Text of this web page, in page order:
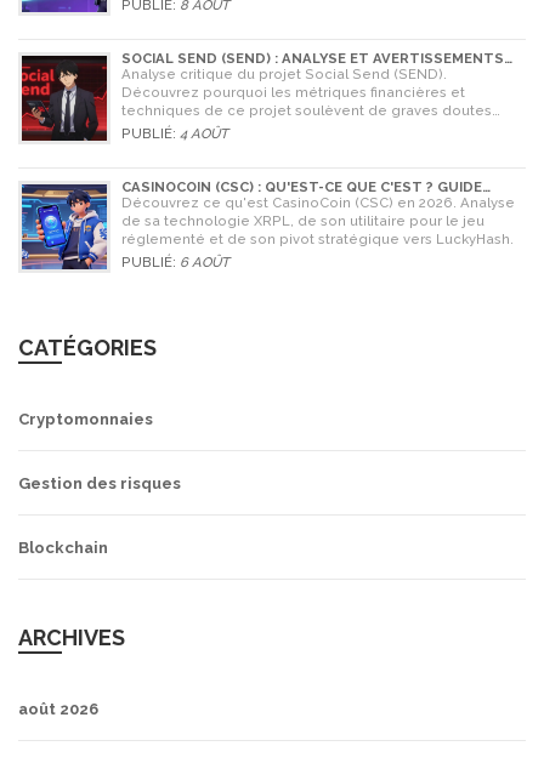
PUBLIÉ: 8 AOÛT
SOCIAL SEND (SEND) : ANALYSE ET AVERTISSEMENTS
CRITIQUES POUR 2026
Analyse critique du projet Social Send (SEND).
Découvrez pourquoi les métriques financières et
techniques de ce projet soulèvent de graves doutes
quant à sa légitimité en 2026.
PUBLIÉ: 4 AOÛT
CASINOCOIN (CSC) : QU'EST-CE QUE C'EST ? GUIDE
COMPLET, TOKENOMICS ET AVENIR EN 2026
Découvrez ce qu'est CasinoCoin (CSC) en 2026. Analyse
de sa technologie XRPL, de son utilitaire pour le jeu
réglementé et de son pivot stratégique vers LuckyHash.
PUBLIÉ: 6 AOÛT
CATÉGORIES
Cryptomonnaies
Gestion des risques
Blockchain
ARCHIVES
août 2026